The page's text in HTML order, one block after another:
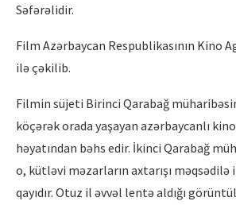
Səfərəlidir.
Film Azərbaycan Respublikasının Kino
ilə çəkilib.
Filmin süjeti Birinci Qarabağ
köçərək orada yaşayan azərbaycanlı
həyatından bəhs edir. İkinci Qarabağ
o, kütləvi məzarların axtarışı
qayıdır. Otuz il əvvəl lentə aldığı